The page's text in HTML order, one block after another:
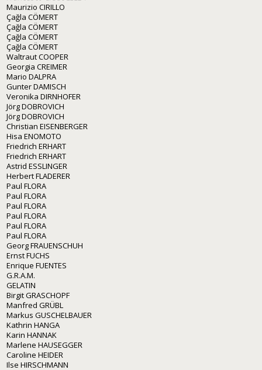
Maurizio CIRILLO
Çağla CÖMERT
Çağla CÖMERT
Çağla CÖMERT
Çağla CÖMERT
Waltraut COOPER
Georgia CREIMER
Mario DALPRA
Gunter DAMISCH
Veronika DIRNHOFER
Jörg DOBROVICH
Jörg DOBROVICH
Christian EISENBERGER
Hisa ENOMOTO
Friedrich ERHART
Friedrich ERHART
Astrid ESSLINGER
Herbert FLADERER
Paul FLORA
Paul FLORA
Paul FLORA
Paul FLORA
Paul FLORA
Paul FLORA
Georg FRAUENSCHUH
Ernst FUCHS
Enrique FUENTES
G.R.A.M.
GELATIN
Birgit GRASCHOPF
Manfred GRÜBL
Markus GUSCHELBAUER
Kathrin HANGA
Karin HANNAK
Marlene HAUSEGGER
Caroline HEIDER
Ilse HIRSCHMANN